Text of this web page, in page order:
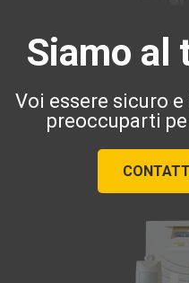
Siamo al
Voi essere sicuro
preoccuparti